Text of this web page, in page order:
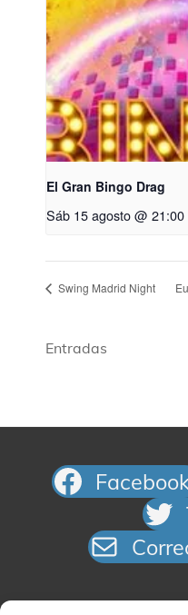
El Gran Bingo Drag
Sáb 15 agosto @ 21:00
Swing Madrid Night
Entradas